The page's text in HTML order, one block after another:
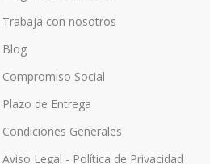
Trabaja con nosotros
Blog
Compromiso Social
Plazo de Entrega
Condiciones Generales
Aviso Legal - Política de Privacidad